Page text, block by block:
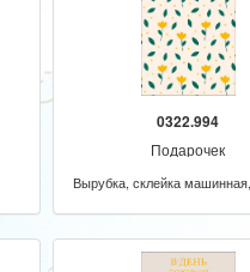
0322.994
Подарочек
Вырубка, склейка